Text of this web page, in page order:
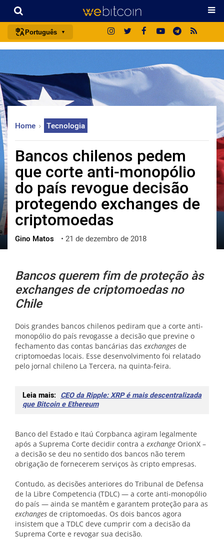
Português
español
français
deutsch
中文
русский
한국어
العربية
ไทย
ქართული
Home Tecnologia
Bancos chilenos pedem
que corte anti-monopólio
do país revogue decisão
protegendo exchanges de
criptomoedas
Gino Matos • 21 de dezembro de 2018
Bancos querem fim de proteção às
exchanges de criptomoedas no
Chile
Dois grandes bancos chilenos pediram que a corte anti-
monopólio do país revogasse a decisão que previne o
fechamento das contas bancárias das exchanges de
criptomoedas locais. Esse desenvolvimento foi relatado
pelo jornal chileno La Tercera, na quinta-feira.
Leia mais: CEO da Ripple: XRP é mais descentralizada
que Bitcoin e Ethereum
Banco del Estado e Itaú Corpbanca agiram legalmente
após a Suprema Corte decidir contra a exchange OrionX –
a decisão se deu no sentido dos bancos não terem
obrigação de fornecerem serviços às cripto empresas.
Contudo, as decisões anteriores do Tribunal de Defensa
de la Libre Competencia (TDLC) — a corte anti-monopólio
do país — ainda se mantêm e garantem proteção para as
exchanges de criptomoedas. Os dois bancos agora
insistem que a TDLC deve cumprir com a decisão da
Suprema Corte e revogar sua decisão.